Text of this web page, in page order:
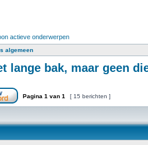
actieve onderwerpen
algemeen
lange bak, maar geen
Pagina 1 van 1 [ 15 berichten ]